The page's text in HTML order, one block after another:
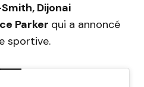
Dijonai
Parker qui a annoncé
sportive.